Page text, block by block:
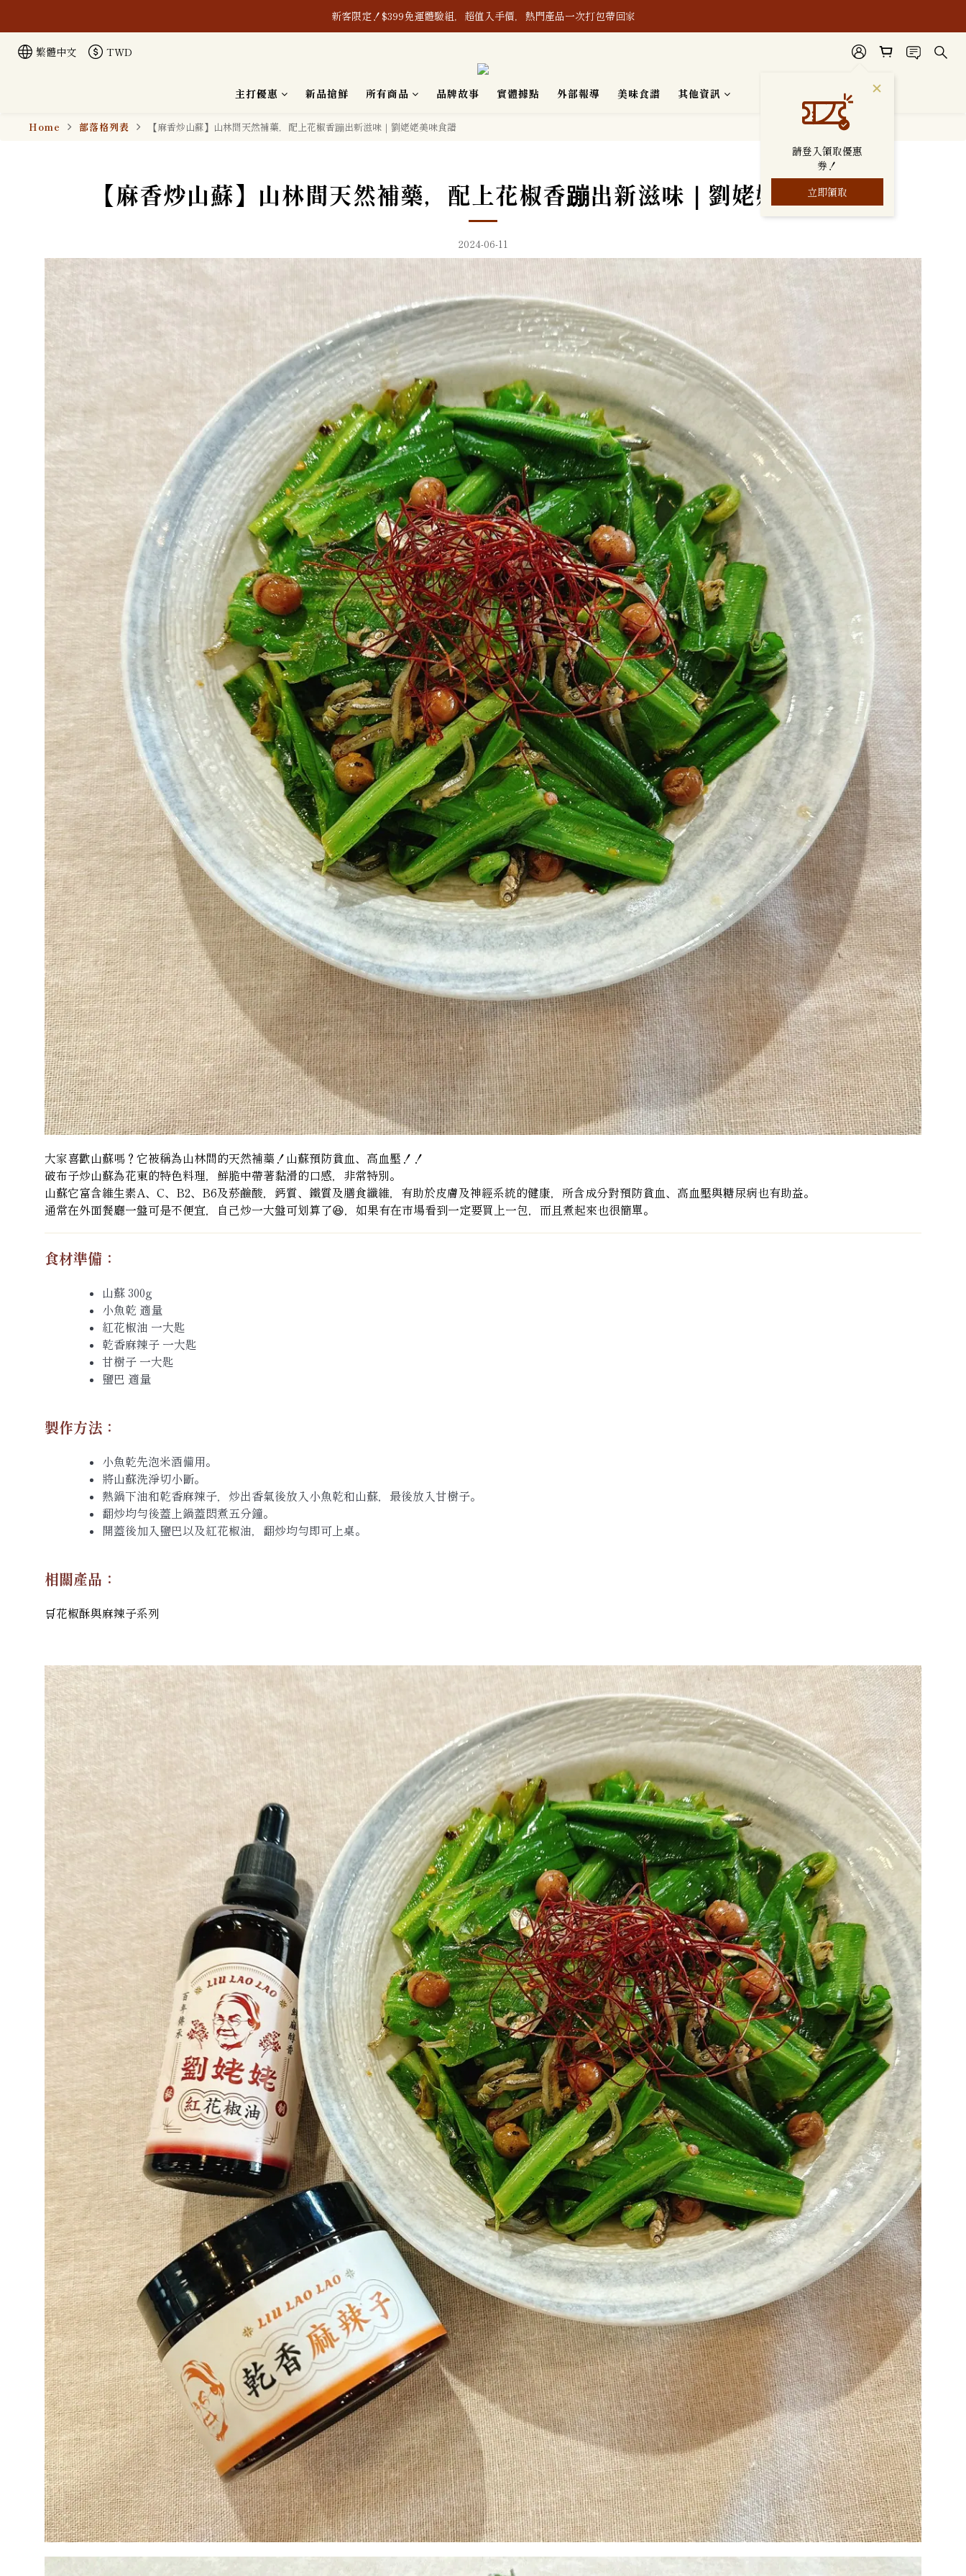
新客限定！$399免運體驗組，超值入手價，熱門產品一次打包帶回家
8/1-8/8｜消費滿$888現折$88、再贈購物金$88
本公司生產之含辣椒相關產品及其原料，皆通過「無」使用蘇丹紅檢驗認證，敬請安心使用。
新客限定！$399免運體驗組，超值入手價，熱門產品一次打包帶回家
繁體中文 TWD
請登入領取優惠
券！
立即領取
主打優惠 新品搶鮮 所有商品 品牌故事 實體據點 外部報導 美味食譜 其他資訊
Home 部落格列表 【麻香炒山蘇】山林間天然補藥，配上花椒香蹦出新滋味｜劉姥姥美味食譜
【麻香炒山蘇】山林間天然補藥，配上花椒香蹦出新滋味｜劉姥姥美味食譜
2024-06-11
大家喜歡山蘇嗎？它被稱為山林間的天然補藥！山蘇預防貧血、高血壓！！
破布子炒山蘇為花東的特色料理，鮮脆中帶著黏滑的口感，非常特別。
山蘇它富含維生素A、C、B2、B6及菸鹼酸，鈣質、鐵質及膳食纖維，有助於皮膚及神經系統的健康，所含成分對預防貧血、高血壓與糖尿病也有助益。
通常在外面餐廳一盤可是不便宜，自己炒一大盤可划算了😆，如果有在市場看到一定要買上一包，而且煮起來也很簡單。
食材準備：
山蘇 300g
小魚乾 適量
紅花椒油 一大匙
乾香麻辣子 一大匙
甘樹子 一大匙
鹽巴 適量
製作方法：
小魚乾先泡米酒備用。
將山蘇洗淨切小斷。
熱鍋下油和乾香麻辣子，炒出香氣後放入小魚乾和山蘇，最後放入甘樹子。
翻炒均勻後蓋上鍋蓋悶煮五分鐘。
開蓋後加入鹽巴以及紅花椒油，翻炒均勻即可上桌。
相關產品：
🛒花椒酥與麻辣子系列